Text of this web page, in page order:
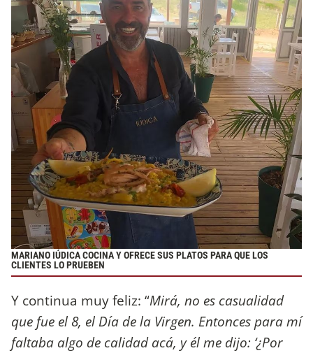
MARIANO IÚDICA COCINA Y OFRECE SUS PLATOS PARA QUE LOS
CLIENTES LO PRUEBEN
Y continua muy feliz: “Mirá, no es casualidad
que fue el 8, el Día de la Virgen. Entonces para mí
faltaba algo de calidad acá, y él me dijo: ‘¿Por